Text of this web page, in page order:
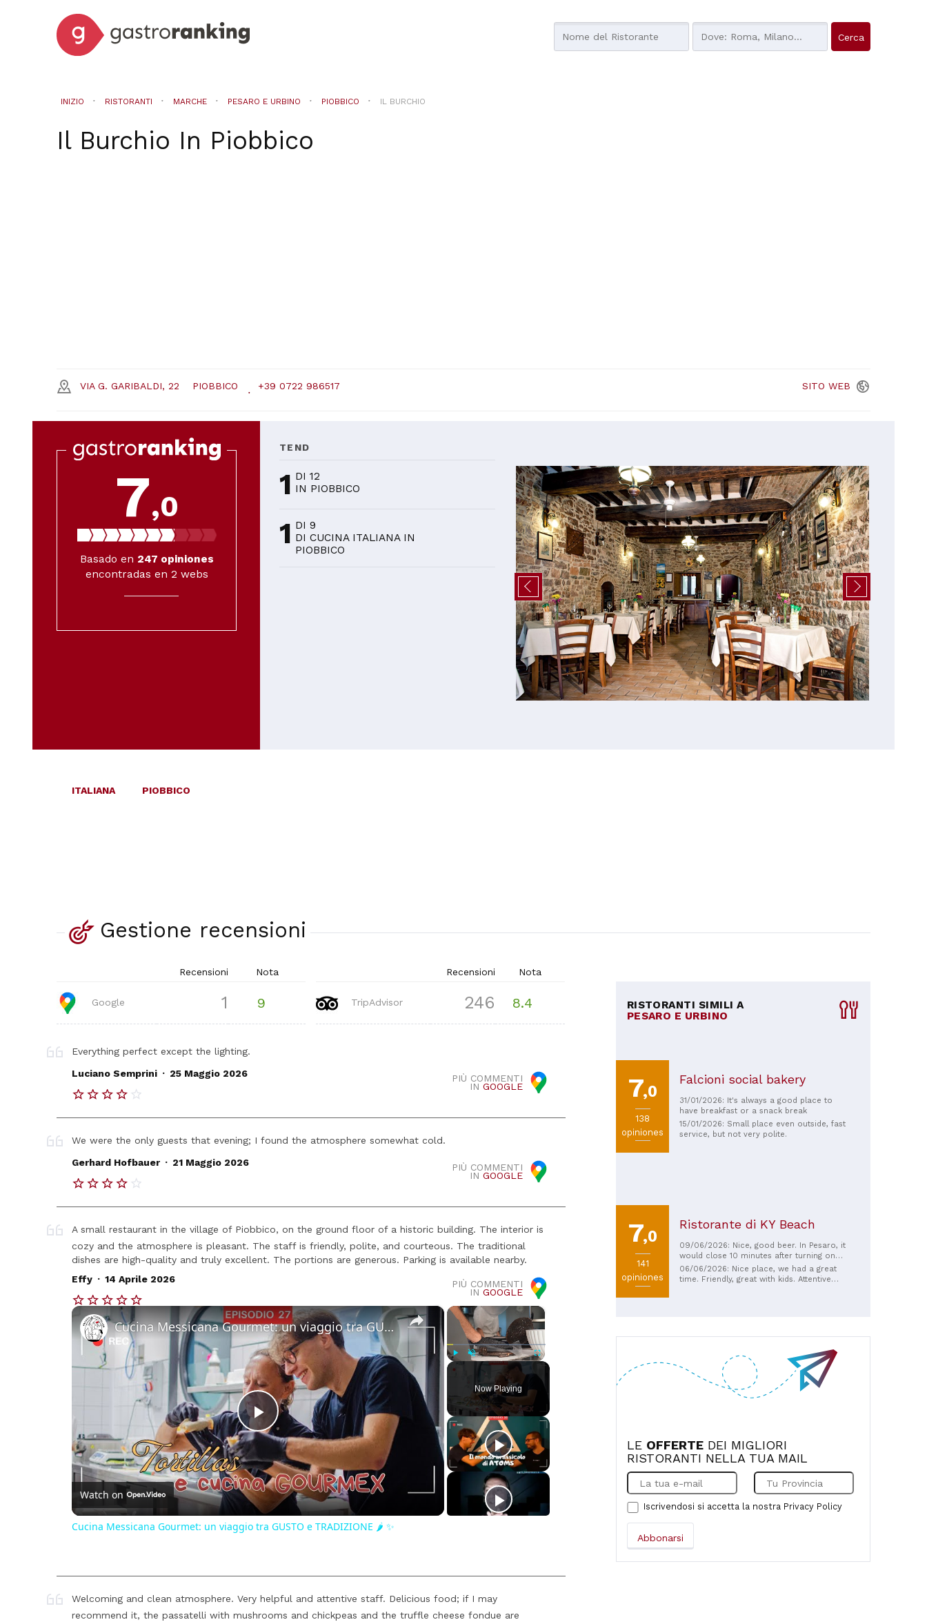
INIZIO RISTORANTI MARCHE PESARO E URBINO PIOBBICO IL BURCHIO
Il Burchio In Piobbico
VIA G. GARIBALDI, 22 PIOBBICO +39 0722 986517 SITO WEB
7,0
Basado en 247 opiniones
encontradas en 2 webs
TEND
1 DI 12
IN PIOBBICO
1 DI 9
DI CUCINA ITALIANA IN
PIOBBICO
ITALIANA PIOBBICO
Gestione recensioni
Recensioni Nota
Google 1 9
Recensioni Nota
TripAdvisor 246 8.4
Everything perfect except the lighting.
PIÙ COMMENTI
INGOOGLE
Luciano Semprini . 25 Maggio 2026
We were the only guests that evening; I found the atmosphere somewhat cold.
PIÙ COMMENTI
INGOOGLE
Gerhard Hofbauer . 21 Maggio 2026
A small restaurant in the village of Piobbico, on the ground floor of a historic building. The interior is
cozy and the atmosphere is pleasant. The staff is friendly, polite, and courteous. The traditional
dishes are high-quality and truly excellent. The portions are generous. Parking is available nearby.
PIÙ COMMENTI
INGOOGLE
Effy . 14 Aprile 2026
×
Fullscreen
Now Playing
×
Play
Video
Cucina Messicana Gourmet: un viaggio tra GUSTO e TRADIZIONE 🌶️ ✨
Watch on
Cucina Messicana Gourmet: un viaggio tra GUSTO e TRADIZIONE 🌶️ ✨
Welcoming and clean atmosphere. Very helpful and attentive staff. Delicious food; if I may
recommend it, the passatelli with mushrooms and chickpeas and the truffle cheese fondue are
RISTORANTI SIMILI A
PESARO E URBINO
7,0
138
opiniones
Falcioni social bakery
31/01/2026: It's always a good place to
have breakfast or a snack break
15/01/2026: Small place even outside, fast
service, but not very polite.
7,0
141
opiniones
Ristorante di KY Beach
09/06/2026: Nice, good beer. In Pesaro, it
would close 10 minutes after turning on
the mixer.
06/06/2026: Nice place, we had a great
time. Friendly, great with kids. Attentive
LE OFFERTE DEI MIGLIORI
RISTORANTI NELLA TUA MAIL
Iscrivendosi si accetta la nostra Privacy Policy